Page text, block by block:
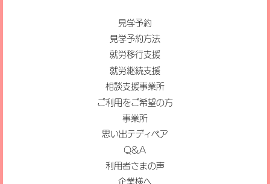
見学予約
見学予約方法
就労移行支援
就労継続支援
相談支援事業所
ご利用をご希望の方
事業所
思い出テディベア
Q&A
利用者さまの声
企業様へ